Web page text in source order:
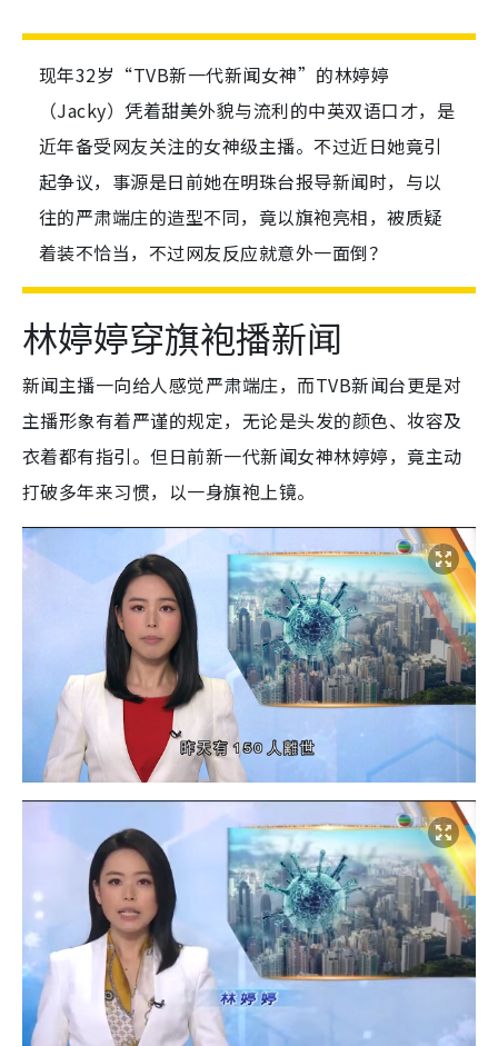
现年32岁“TVB新一代新闻女神”的林婷婷
（Jacky）凭着甜美外貌与流利的中英双语口才，是
近年备受网友关注的女神级主播。不过近日她竟引
起争议，事源是日前她在明珠台报导新闻时，与以
往的严肃端庄的造型不同，竟以旗袍亮相，被质疑
着装不恰当，不过网友反应就意外一面倒？
林婷婷穿旗袍播新闻
新闻主播一向给人感觉严肃端庄，而TVB新闻台更是对
主播形象有着严谨的规定，无论是头发的颜色、妆容及
衣着都有指引。但日前新一代新闻女神林婷婷，竟主动
打破多年来习惯，以一身旗袍上镜。